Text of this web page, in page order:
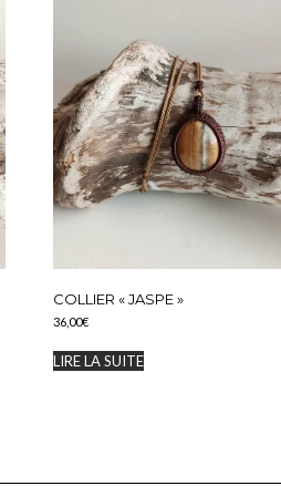
COLLIER « JASPE »
36,00€
LIRE LA SUITE